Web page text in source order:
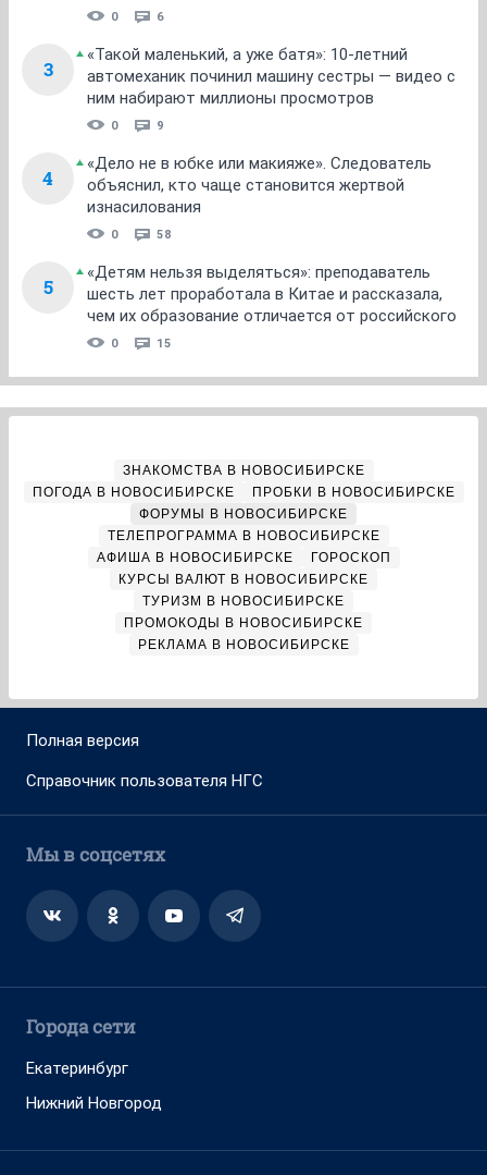
0 6
3
«Такой маленький, а уже батя»: 10-летний
автомеханик починил машину сестры — видео с
ним набирают миллионы просмотров
0 9
4
«Дело не в юбке или макияже». Следователь
объяснил, кто чаще становится жертвой
изнасилования
0 58
5
«Детям нельзя выделяться»: преподаватель
шесть лет проработала в Китае и рассказала,
чем их образование отличается от российского
0 15
ЗНАКОМСТВА В НОВОСИБИРСКЕ
ПОГОДА В НОВОСИБИРСКЕ
ПРОБКИ В НОВОСИБИРСКЕ
ФОРУМЫ В НОВОСИБИРСКЕ
ТЕЛЕПРОГРАММА В НОВОСИБИРСКЕ
АФИША В НОВОСИБИРСКЕ
ГОРОСКОП
КУРСЫ ВАЛЮТ В НОВОСИБИРСКЕ
ТУРИЗМ В НОВОСИБИРСКЕ
ПРОМОКОДЫ В НОВОСИБИРСКЕ
РЕКЛАМА В НОВОСИБИРСКЕ
Полная версия
Справочник пользователя НГС
Мы в соцсетях
Города сети
Екатеринбург
Нижний Новгород